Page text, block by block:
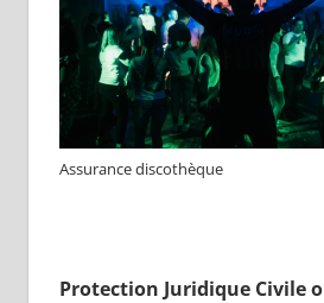
Assurance discothèque
Protection Juridique Civile